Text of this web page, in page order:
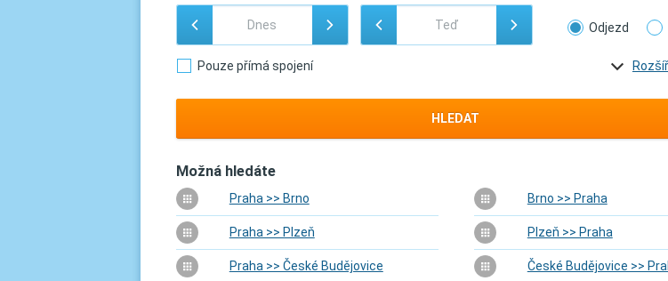
Odjezd
Pouze přímá spojení
HLEDAT
Možná hledáte
Praha >> Brno Brno >> Praha
Praha >> Plzeň Plzeň >> Praha
Praha >> České Budějovice České Budějovice >>